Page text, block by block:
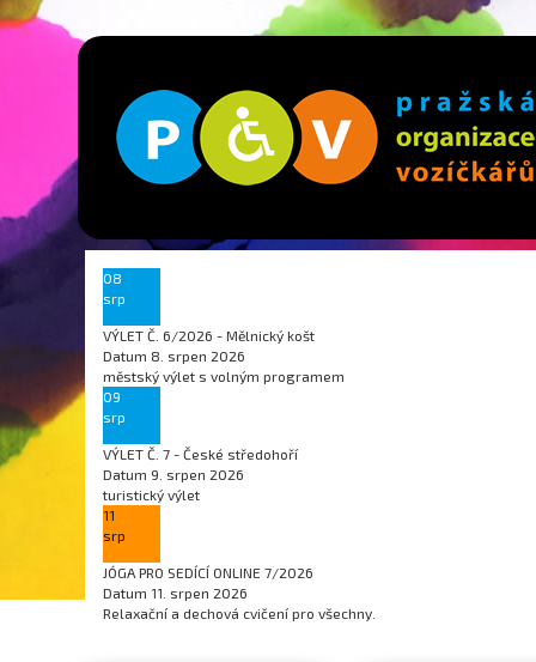
08
srp
VÝLET Č. 6/2026 - Mělnický košt
Datum 8. srpen 2026
městský výlet s volným programem
09
srp
VÝLET Č. 7 - České středohoří
Datum 9. srpen 2026
turistický výlet
11
srp
JÓGA PRO SEDÍCÍ ONLINE 7/2026
Datum 11. srpen 2026
Relaxační a dechová cvičení pro všechny.